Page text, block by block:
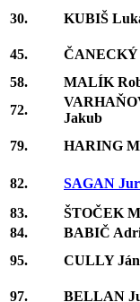
30. KUBIŠ
45.
58.
MALÍK
72.
Jakub
79. HARING
82. SAGAN
83.
ŠTOČEK
84.
BABIČ
95.
CULLY
97. BELLAN